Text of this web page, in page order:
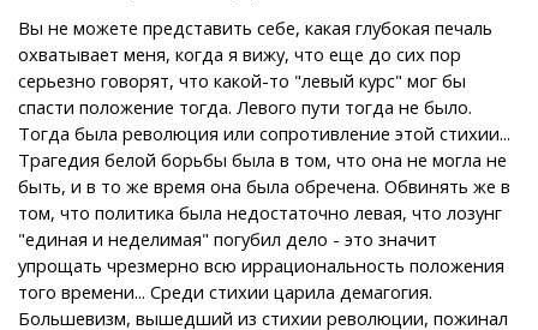
Вы не можете представить себе, какая глубокая печаль
охватывает меня, когда я вижу, что еще до сих пор
серьезно говорят, что какой-то "левый курс" мог бы
спасти положение тогда. Левого пути тогда не было.
Тогда была революция или сопротивление этой стихии...
Трагедия белой борьбы была в том, что она не могла не
быть, и в то же время она была обречена. Обвинять же в
том, что политика была недостаточно левая, что лозунг
"единая и неделимая" погубил дело - это значит
упрощать чрезмерно всю иррациональность положения
того времени... Среди стихии царила демагогия.
Большевизм, вышедший из стихии революции, пожинал